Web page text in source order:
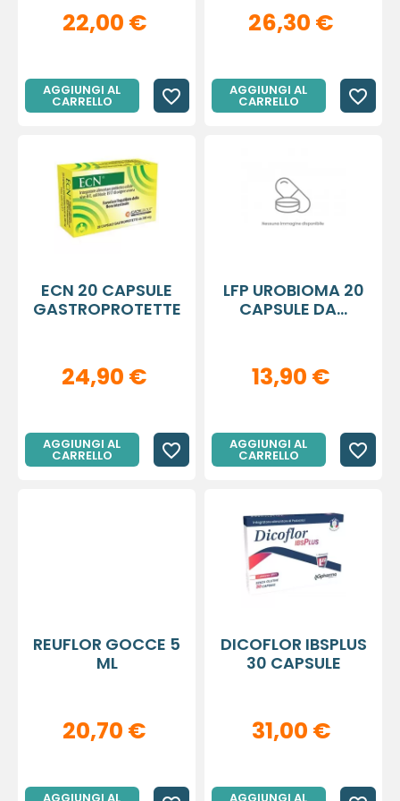
22,00 €
AGGIUNGI AL
CARRELLO favorite_border
26,30 €
AGGIUNGI AL
CARRELLO favorite_border
ECN 20 CAPSULE
GASTROPROTETTE
24,90 €
AGGIUNGI AL
CARRELLO favorite_border
LFP UROBIOMA 20
CAPSULE DA...
13,90 €
AGGIUNGI AL
CARRELLO favorite_border
REUFLOR GOCCE 5
ML
20,70 €
DICOFLOR IBSPLUS
30 CAPSULE
31,00 €